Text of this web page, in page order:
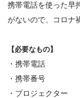
携帯電話を使った早
がないので、コロナ
【必要なもの】
・携帯電話
・携帯番号
・プロジェクター